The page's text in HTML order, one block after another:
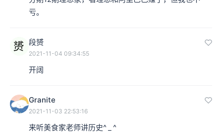
亏。
段赟
2021-11-04 09:34:55
开阔
Granite
2021-11-03 22:53:16
来听美食家老师讲历史^ _ ^